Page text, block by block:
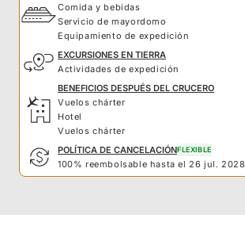
Comida y bebidas
Servicio de mayordomo
Equipamiento de expedición
EXCURSIONES EN TIERRA
Actividades de expedición
BENEFICIOS DESPUÉS DEL CRUCERO
Vuelos chárter
Hotel
Vuelos chárter
POLÍTICA DE CANCELACIÓNFLEXIBLE
100% reembolsable hasta el 26 jul. 2028